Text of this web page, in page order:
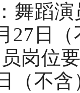
舞蹈
27 日
岗位
（不含